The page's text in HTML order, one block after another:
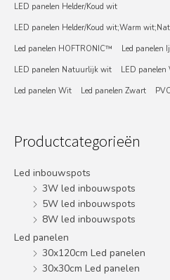
LED panelen Helder/Koud wit
LED panelen Helder/Koud wit;Warm
Led panelen HOFTRONIC™
Led panelen
LED panelen Natuurlijk wit
LED panelen
Led panelen Wit
Led panelen Zwart PVC
Productcategorieën
Led inbouwspots
3W led inbouwspots
5W led inbouwspots
8W led inbouwspots
Led panelen
30x120cm Led panelen
30x30cm Led panelen